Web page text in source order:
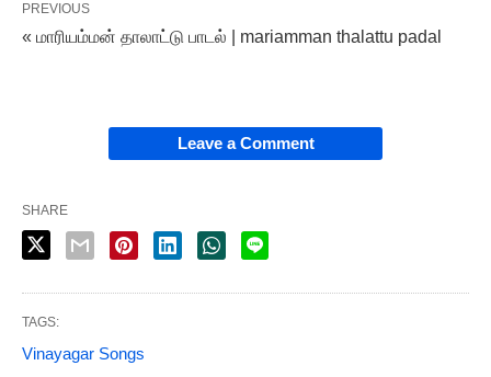
PREVIOUS
« மாரியம்மன் தாலாட்டு பாடல் | mariamman thalattu padal
Leave a Comment
SHARE
TAGS:
Vinayagar Songs